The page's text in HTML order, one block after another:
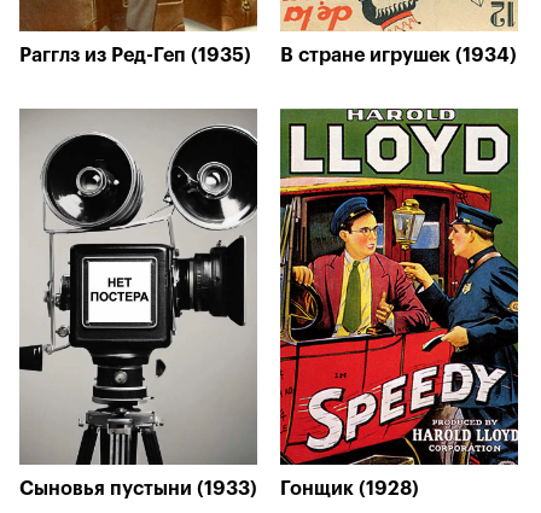
Рагглз из Ред-Геп (1935) В стране игрушек (1934)
Сыновья пустыни (1933) Гонщик (1928)